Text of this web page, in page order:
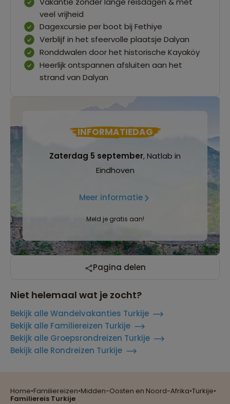
Home•Familiereizen•Midden-Oosten en Noord-Afrika•Turkije•
Familiereis Turkije
veel vrijheid
Dagexcursie per boot bij Fethiye
Verblijf in het sfeervolle plaatsje Dalyan
Ronddwalen door het historische Kayaköy
Heerlijk ontspannen afsluiten aan het
strand van Dalyan
INFORMATIEDAG
Zaterdag 5 september, Natlab in
Eindhoven
Meer informatie
Meld je gratis aan!
Pagina delen
Niet helemaal wat je zocht?
Bekijk alle Wandelvakanties Turkije
Bekijk alle Familiereizen Turkije
Bekijk alle Groepsrondreizen Turkije
Bekijk alle Rondreizen Turkije
Reizen met oog voor mens, cultuur en milieu